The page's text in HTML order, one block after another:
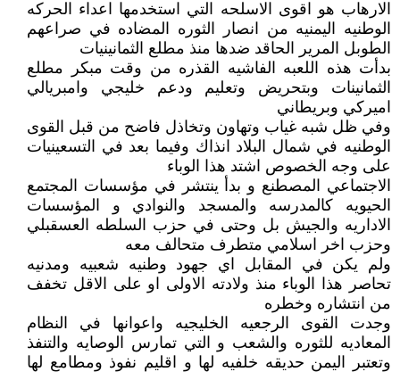
الارهاب هو اقوى الاسلحه التي استخدمها اعداء الحركه
الوطنيه اليمنيه من انصار الثوره المضاده في صراعهم
الطوبل المرير الحاقد ضدها منذ مطلع الثمانينيات
بدأت هذه اللعبه الفاشيه القذره من وقت مبكر مطلع
الثمانينات وبتحريض وتعليم ودعم خليجي وامبريالي
اميركي وبريطاني
وفي ظل شبه غياب وتهاون وتخاذل فاضح من قبل القوى
الوطنيه في شمال البلاد انذاك وفيما بعد في التسعينيات
على وجه الخصوص اشتد هذا الوباء
الاجتماعي المصطنع و بدأ ينتشر في مؤسسات المجتمع
الحيويه كالمدرسه والمسجد والنوادي و المؤسسات
الاداريه والجيش بل وحتى في حزب السلطه العسقبلي
وحزب اخر اسلامي متطرف متحالف معه
ولم يكن في المقابل اي جهود وطنيه شعبيه ومدنيه
تحاصر هذا الوباء منذ ولادته الاولى او على الاقل تخفف
من انتشاره وخطره
وجدت القوى الرجعيه الخليجيه واعوانها في النظام
المعاديه للثوره والشعب و التي تمارس الوصايه والتنفذ
وتعتبر اليمن حديقه خلفيه لها و اقليم نفوذ ومطامع لها